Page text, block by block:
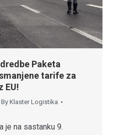
Paketa
tarife za
EU!
By Klaster Logistika
je na sastanku 9.